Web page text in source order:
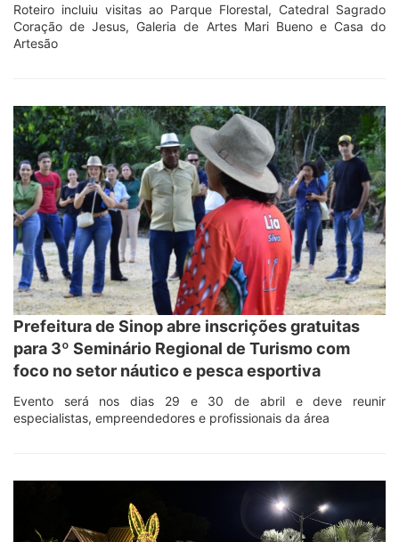
Roteiro incluiu visitas ao Parque Florestal, Catedral Sagrado
Coração de Jesus, Galeria de Artes Mari Bueno e Casa do
Artesão
Prefeitura de Sinop abre inscrições gratuitas
para 3º Seminário Regional de Turismo com
foco no setor náutico e pesca esportiva
Evento será nos dias 29 e 30 de abril e deve reunir
especialistas, empreendedores e profissionais da área